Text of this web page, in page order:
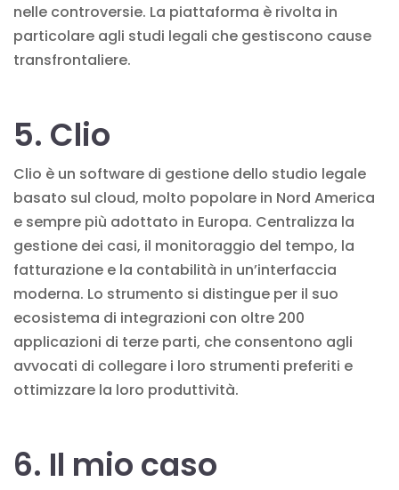
nelle controversie. La piattaforma è rivolta in
particolare agli studi legali che gestiscono cause
transfrontaliere.
5. Clio
Clio è un software di gestione dello studio legale
basato sul cloud, molto popolare in Nord America
e sempre più adottato in Europa. Centralizza la
gestione dei casi, il monitoraggio del tempo, la
fatturazione e la contabilità in un’interfaccia
moderna. Lo strumento si distingue per il suo
ecosistema di integrazioni con oltre 200
applicazioni di terze parti, che consentono agli
avvocati di collegare i loro strumenti preferiti e
ottimizzare la loro produttività.
6. Il mio caso